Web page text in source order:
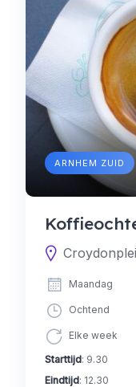
ARNHEM ZUID
Maandag
Ochtend
Elke week
Starttijd: 9.30
Eindtijd: 12.30